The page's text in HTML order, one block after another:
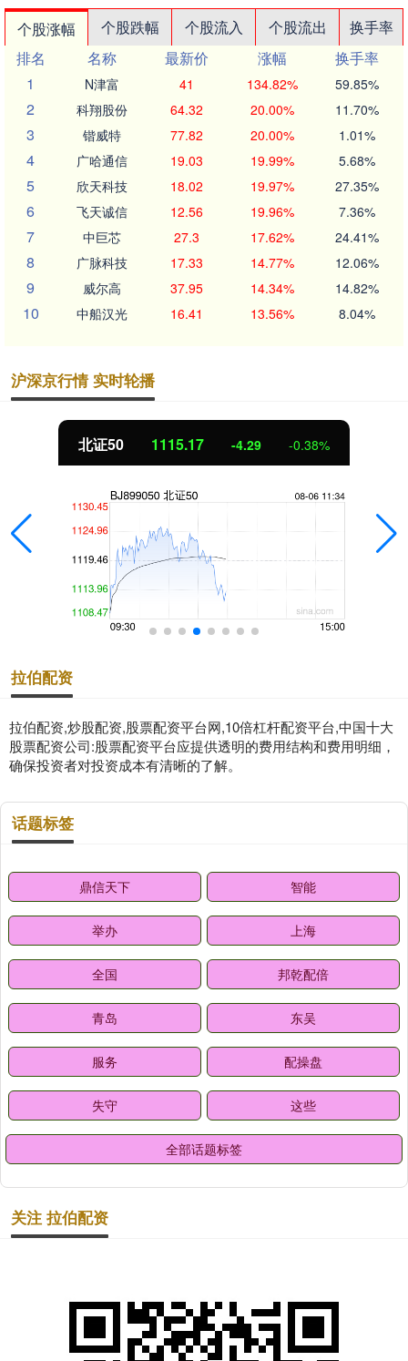
个股涨幅 个股跌幅 个股流入 个股流出
换手率
排名
名称 最新价 涨幅
换手率
1
N津富 41 134.82% 59.85%
2 科翔股份 64.32 20.00% 11.70%
3 锴威特 77.82 20.00% 1.01%
4 广哈通信 19.03 19.99% 5.68%
5 欣天科技 18.02 19.97% 27.35%
6 飞天诚信 12.56 19.96% 7.36%
7 中巨芯 27.3 17.62% 24.41%
8 广脉科技 17.33 14.77% 12.06%
9 威尔高 37.95 14.34% 14.82%
10 中船汉光 16.41 13.56% 8.04%
沪深京行情 实时轮播
北证50 1115.17 -4.29 -0.38%
拉伯配资
拉伯配资,炒股配资,股票配资平台网,10倍杠杆配资平台,中国十大
股票配资公司:股票配资平台应提供透明的费用结构和费用明细，
确保投资者对投资成本有清晰的了解。
话题标签
鼎信天下 智能
举办 上海
全国 邦乾配倍
青岛 东吴
服务 配操盘
失守 这些
全部话题标签
关注 拉伯配资